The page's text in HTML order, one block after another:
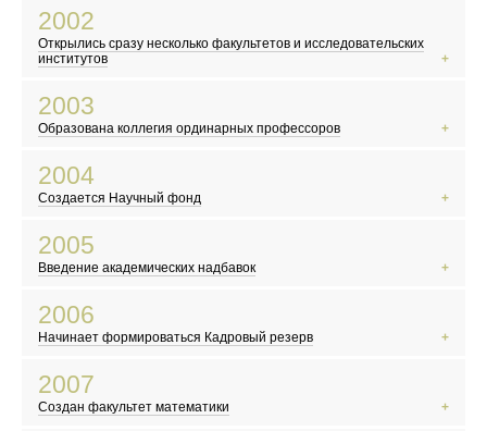
Произошел крупнейший теракт в США
Открылась «Википедия»
2002
Открылись сразу несколько факультетов и исследовательских
институтов
В Китае начинает распространяться атипичная пневмония
В России прошла первая после распада СССР перепись населения
2003
Образована коллегия ординарных профессоров
Российский математик Григорий Перельман доказал гипотезу Паункаре
В России празднуют 300-летие Санкт-Петербурга
2004
Создается Научный фонд
Разрушительное цунами в Индийском океане
Марк Цукерберг и его друзья основали Facebook
2005
Введение академических надбавок
Скандал с карикатурами на пророка Мухаммеда в Дании
В Москве прошел «Русский марш»
2006
Начинает формироваться Кадровый резерв
Плутон перестал считаться планетой
Выходит фильм по роману Дэна Брауна «Код да Винчи»
2007
Создан факультет математики